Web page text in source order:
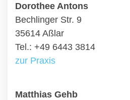
Dorothee Antons
Bechlinger Str. 9
35614 Aßlar
Tel.: +49 6443 3814
zur Praxis
Matthias Gehb